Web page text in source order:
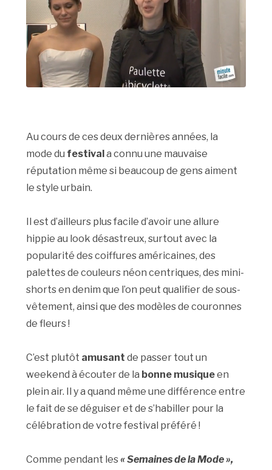
Au cours de ces deux dernières années, la
mode du festival a connu une mauvaise
réputation même si beaucoup de gens aiment
le style urbain.
Il est d’ailleurs plus facile d’avoir une allure
hippie au look désastreux, surtout avec la
popularité des coiffures américaines, des
palettes de couleurs néon centriques, des mini-
shorts en denim que l’on peut qualifier de sous-
vêtement, ainsi que des modèles de couronnes
de fleurs !
C’est plutôt amusant de passer tout un
weekend à écouter de la bonne musiqueen
plein air. Il y a quand même une différence entre
le fait de se déguiser et de s’habiller pour la
célébration de votre festival préféré !
Comme pendant les« Semaines de la Mode »,